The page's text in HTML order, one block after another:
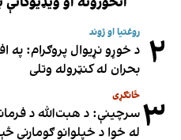
۲ روغتیا او ژوند
د خوړو نړیوال پروګرام: په
بحران له کنټروله وتلی
۳ ځانګړی
سرچینې: د هبت‌الله د
له خوا د خپلوانو ګومارنې